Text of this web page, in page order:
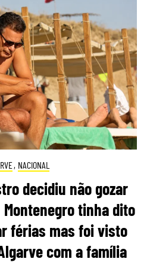
, NACIONAL
decidiu não gozar
tinha dito
férias mas foi visto
com a família